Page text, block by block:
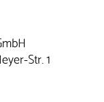
Str. 1